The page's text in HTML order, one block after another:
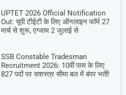
UPTET 2026 Official Notification
Out: यूपी टीईटी के लिए ऑनलाइन फॉर्म 27
मार्च से शुरू, एग्जाम 2 जुलाई से
SSB Constable Tradesman
Recruitment 2026: 10वीं पास के लिए
827 पदों पर सशस्त्र सीमा बल में बंपर भर्ती!